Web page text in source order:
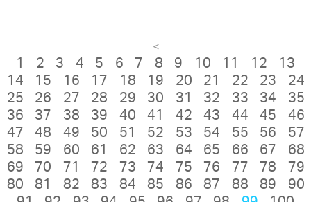
<
1 2 3 4 5 6 7 8 9 10 11 12
13
14
15 16 17 18 19 20 21 22 23
24
25
26 27 28 29 30 31 32 33 34
35
36
37 38 39 40 41 42 43 44 45
46
47
48 49 50 51 52 53 54 55 56
57
58
59 60 61 62 63 64 65 66 67
68
69
70 71 72 73 74 75 76 77 78
79
80
81 82 83 84 85 86 87 88 89
90